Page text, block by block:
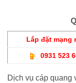
Lắp đặt mạng
0931 523
Dịch vụ cáp quang